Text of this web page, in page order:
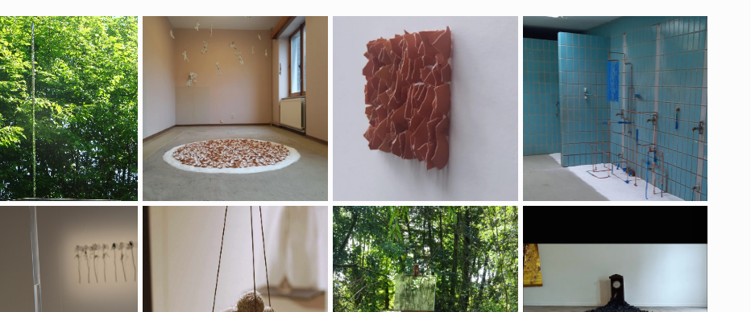
L'absence vible Rémanence ("ce qui reste") Ne pas courir
D'instant en instant Poivre et sel Art au vert Time is up